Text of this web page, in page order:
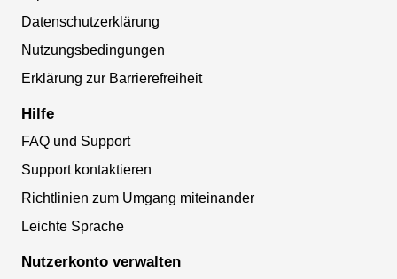
Datenschutzerklärung
Nutzungsbedingungen
Erklärung zur Barrierefreiheit
Hilfe
FAQ und Support
Support kontaktieren
Richtlinien zum Umgang miteinander
Leichte Sprache
Nutzerkonto verwalten